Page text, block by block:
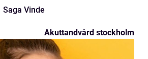
Saga Vinde
Akuttandvård stockholm